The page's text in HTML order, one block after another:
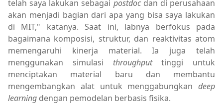
telah saya lakukan sebagai postdocdan di perusahaan
akan menjadi bagian dari apa yang bisa saya lakukan
di MIT," katanya. Saat ini, labnya berfokus pada
bagaimana komposisi, struktur, dan reaktivitas atom
memengaruhi kinerja material. Ia juga telah
menggunakan simulasi throughputtinggi untuk
menciptakan material baru dan membantu
mengembangkan alat untuk menggabungkan deep
learning dengan pemodelan berbasis fisika.